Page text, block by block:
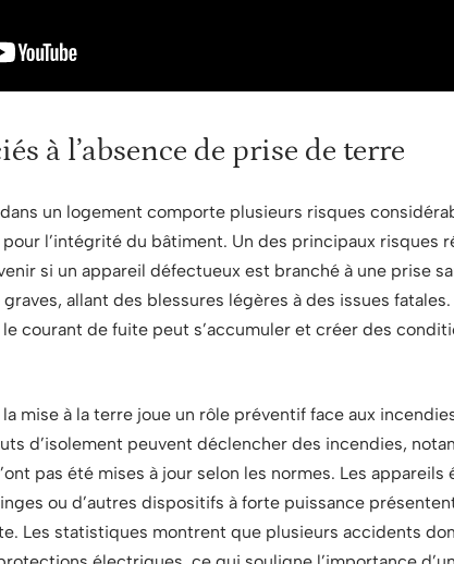
à l’absence de prise de terre
un logement comporte plusieurs risques
l’intégrité du bâtiment. Un des principaux risques
si un appareil défectueux est branché à une prise
allant des blessures légères à des issues
le courant de fuite peut s’accumuler et créer des
mise à la terre joue un rôle préventif face aux
d’isolement peuvent déclencher des incendies,
pas été mises à jour selon les normes. Les
ou d’autres dispositifs à forte puissance
Les statistiques montrent que plusieurs accidents